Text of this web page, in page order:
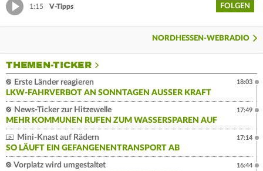
1:15 V-Tipps FOLGEN
NORDHESSEN-WEBRADIO
THEMEN-TICKER
Erste Länder reagieren
LKW-FAHRVERBOT AN SONNTAGEN AUSSER KRAFT
18:03
News-Ticker zur Hitzewelle
MEHR KOMMUNEN RUFEN ZUM WASSERSPAREN AUF
17:49
Mini-Knast auf Rädern
SO LÄUFT EIN GEFANGENENTRANSPORT AB
17:14
Vorplatz wird umgestaltet
16:44